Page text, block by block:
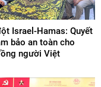
Israel-Hamas: Quyết
bảo an toàn cho
người Việt